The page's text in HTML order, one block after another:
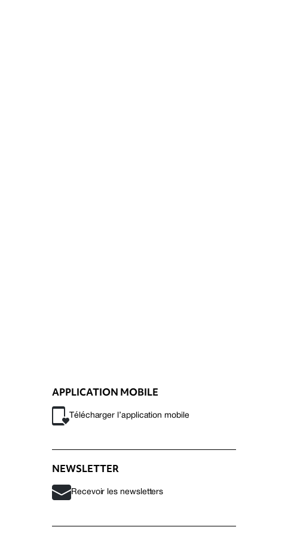
APPLICATION MOBILE
Télécharger l’application mobile
NEWSLETTER
Recevoir les newsletters